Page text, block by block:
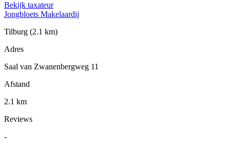
Bekijk taxateur
Jongbloets Makelaardij
Tilburg (2.1 km)
Adres
Saal van Zwanenbergweg 11
Afstand
2.1 km
Reviews
-